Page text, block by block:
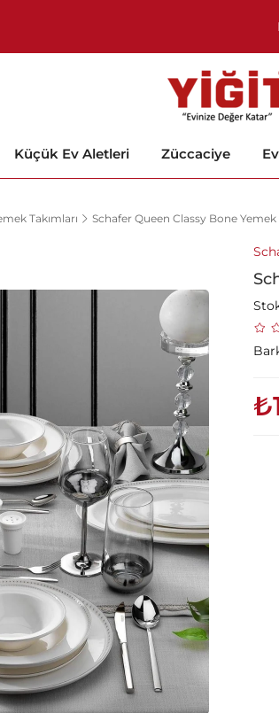
Küçük Ev Aletleri Züccaciye
Takımları Schafer Queen Classy Bone Yemek